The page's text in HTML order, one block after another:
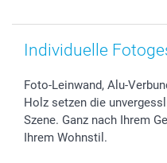
Individuelle
Foto-Leinwand, Alu-
Holz setzen die
Szene. Ganz nach Ihrem
Ihrem Wohnstil.